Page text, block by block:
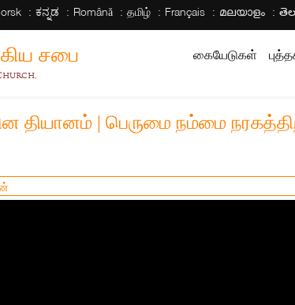
ಕನ್ನಡ Română தமிழ் Français മലയാളം
சபை கையேடுகள்
தியானம் | பெருமை நம்மை